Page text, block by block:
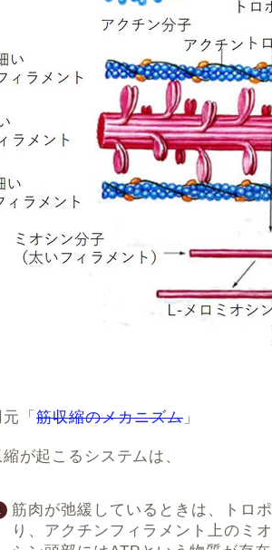
「 筋収縮のメカニズム 」
が起こるシステムは、
筋肉が弛緩しているときは、トロ
り、アクチンフィラメント上のミ